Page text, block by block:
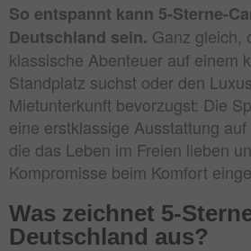
So entspannt kann 5-Sterne-
Deutschland sein. Ganz gleich,
klassische Abenteuer auf einem
Standplatz suchst oder den
Mietunterkunft bevorzugst: Die
eine erstklassige Ausstattung
die das Leben im Freien lieben
Kompromisse beim Komfort
Was zeichnet 5-
Deutschland aus?